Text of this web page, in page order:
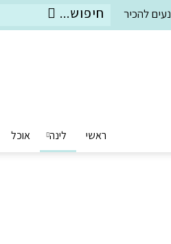
נעים להכיר
ראשי לינה אוכל